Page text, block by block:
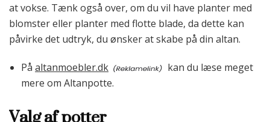
at vokse. Tænk også over, om du vil have planter med
blomster eller planter med flotte blade, da dette kan
påvirke det udtryk, du ønsker at skabe på din altan.
På altanmoebler.dk
kan du læse meget
mere om Altanpotte.